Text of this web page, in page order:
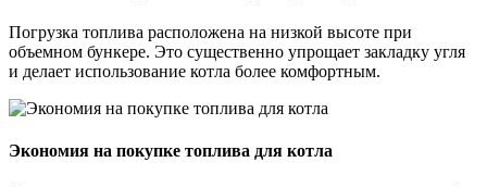
Погрузка топлива расположена на низкой высоте при
объемном бункере. Это существенно упрощает закладку угля
и делает использование котла более комфортным.
Экономия на покупке топлива для котла